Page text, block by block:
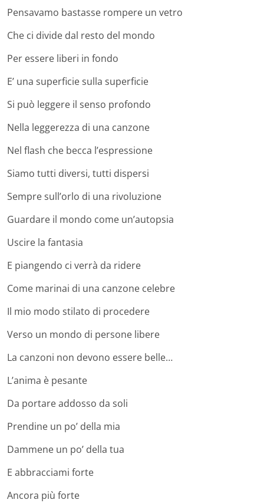
Pensavamo bastasse rompere un vetro
Che ci divide dal resto del mondo
Per essere liberi in fondo
E’ una superficie sulla superficie
Si può leggere il senso profondo
Nella leggerezza di una canzone
Nel flash che becca l’espressione
Siamo tutti diversi, tutti dispersi
Sempre sull’orlo di una rivoluzione
Guardare il mondo come un’autopsia
Uscire la fantasia
E piangendo ci verrà da ridere
Come marinai di una canzone celebre
Il mio modo stilato di procedere
Verso un mondo di persone libere
La canzoni non devono essere belle…
L’anima è pesante
Da portare addosso da soli
Prendine un po’ della mia
Dammene un po’ della tua
E abbracciami forte
Ancora più forte